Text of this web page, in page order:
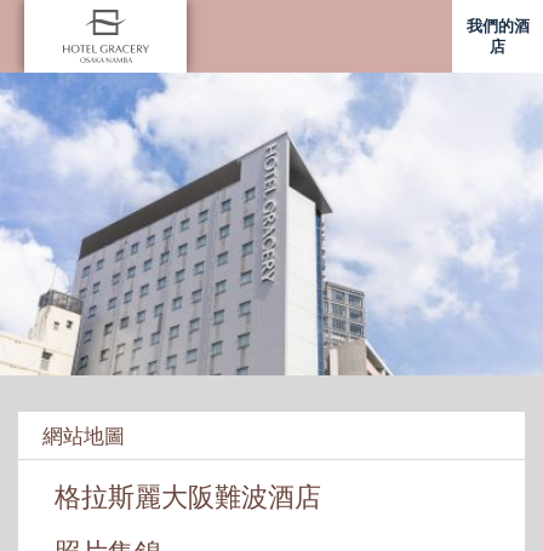
我們的酒
店
網站地圖
格拉斯麗大阪難波酒店